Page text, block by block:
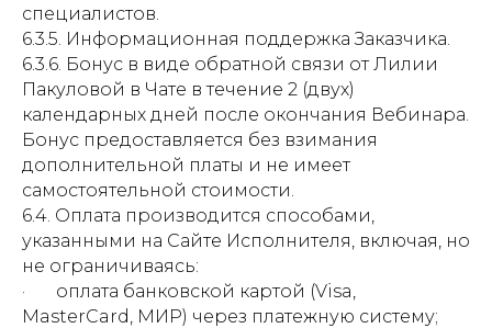
специалистов.
6.3.5. Информационная поддержка Заказчика.
6.3.6. Бонус в виде обратной связи от Лилии
Пакуловой в Чате в течение 2 (двух)
календарных дней после окончания Вебинара.
Бонус предоставляется без взимания
дополнительной платы и не имеет
самостоятельной стоимости.
6.4. Оплата производится способами,
указанными на Сайте Исполнителя, включая, но
не ограничиваясь:
· оплата банковской картой (Visa,
MasterCard, МИР) через платежную систему;